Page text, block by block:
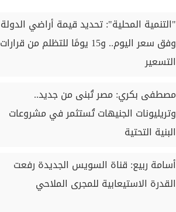
"التنمية المحلية": تحديد قيمة أراضي الدولة
وفق سعر اليوم.. و15 يومًا للتظلم من قرارات
التسعير
مصطفى بكري: مصر تُبنى من جديد..
وتريليونات الجنيهات تُستثمر في مشروعات
البنية التحتية
أسامة ربيع: قناة السويس الجديدة رفعت
القدرة الاستيعابية للمجرى الملاحي